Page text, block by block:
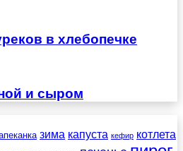
в хлебопечке
и сыром
зима капуста кефир котлета